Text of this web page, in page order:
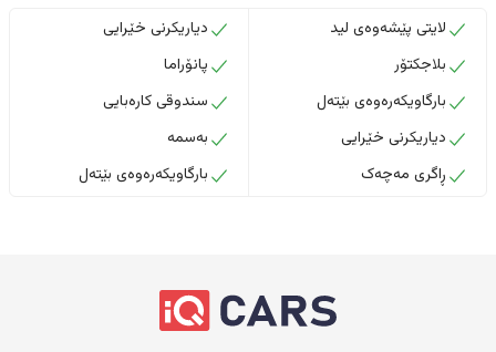
لایتی پێشەوەی لید
بلاجکتۆر
بارگاویکەرەوەی بێتەل
دیاریکرنی خێرایی
ڕاگری مەچەک
دیاریکرنی خێرایی
پانۆراما
سندوقی کارەبایی
بەسمە
بارگاویکەرەوەی بێتەل